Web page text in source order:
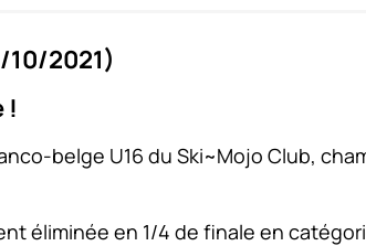
10/2021)
!
belge U16 du Ski~Mojo Club,
éliminée en 1/4 de finale en